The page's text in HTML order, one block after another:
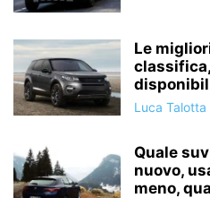
Le
Luca Talotta
Quale
nuovo,
meno,